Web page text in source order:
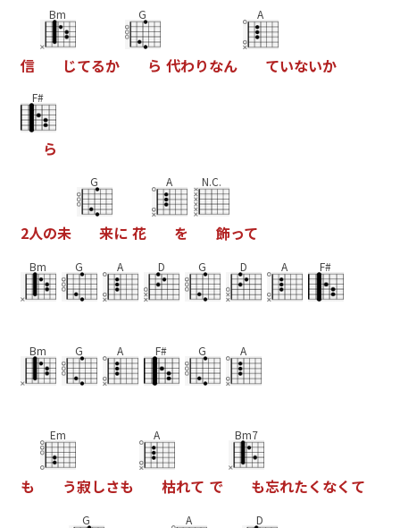
信
Bm
してるか
G
ら 代わりなん
A
ていないか
F#
ら
2人の未
G
来に 花
A
を
N.C.
飾って
Bm G A D G D A F#
Bm G A F# G A
も
Em
う寂しさも
A
枯れて て
Bm7
も忘れたく なく て
G A D